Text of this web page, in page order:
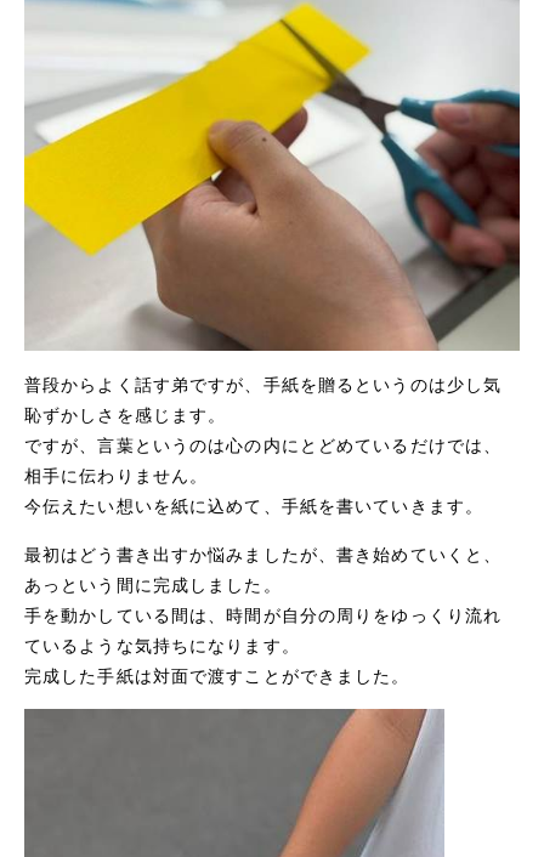
普段からよく話す弟ですが、手紙を贈るというのは少し気
恥ずかしさを感じます。
ですが、言葉というのは心の内にとどめているだけでは、
相手に伝わりません。
今伝えたい想いを紙に込めて、手紙を書いていきます。
最初はどう書き出すか悩みましたが、書き始めていくと、
あっという間に完成しました。
手を動かしている間は、時間が自分の周りをゆっくり流れ
ているような気持ちになります。
完成した手紙は対面で渡すことができました。